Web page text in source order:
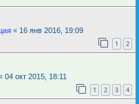
« 16 янв 2016, 19:09
1 2
04 окт 2015, 18:11
1 2 3 4